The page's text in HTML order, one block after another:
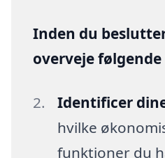
Inden du
overveje
Identificer
hvilke
funktioner du